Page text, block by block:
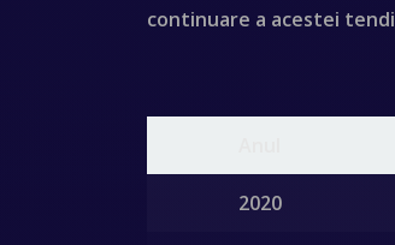
continuare a acestei
2020